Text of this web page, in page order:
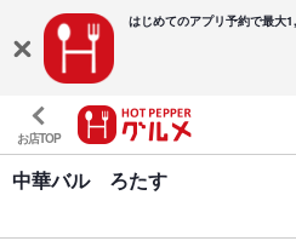
はじめてのアプリ予約で最大
お店TOP
中華バル ろたす